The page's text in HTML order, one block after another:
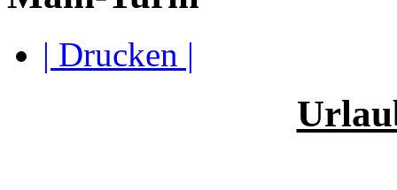
| Drucken |